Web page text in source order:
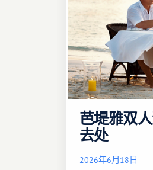
芭堤雅双
去处
2026年6月18日